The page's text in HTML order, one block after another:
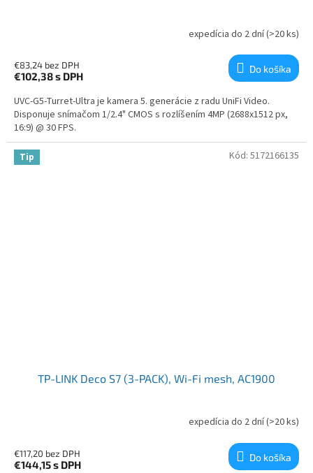
expedícia do 2 dní(>20 ks)
€83,24 bez DPH
€102,38s DPH
Do košíka
UVC-G5-Turret-Ultra je kamera 5. generácie z radu UniFi Video.
Disponuje snímačom 1/2.4" CMOS s rozlíšením 4MP (2688x1512 px,
16:9) @ 30 FPS.
Tip
TP-LINK Deco S7 (3-PACK), Wi-Fi mesh, AC1900
expedícia do 2 dní(>20 ks)
€117,20 bez DPH
€144,15s DPH
Do košíka
Kód: 5172166135